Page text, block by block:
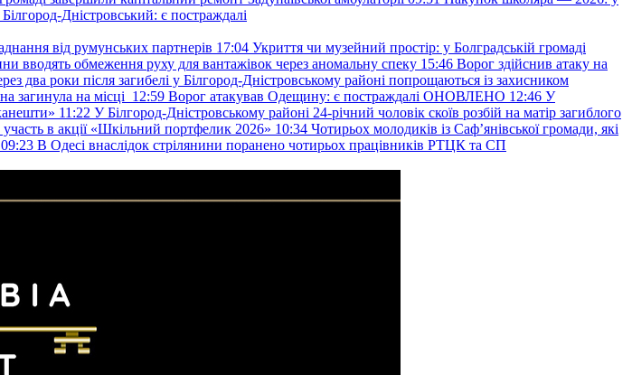
Дністровський: є постраждалі
від румунських партнерів 17:04 Укриття чи музейний простір: у Болградській громаді
вводять обмеження руху для вантажівок через аномальну спеку 15:46 Ворог здійснив атаку на
два роки після загибелі у Білгород-Дністровському районі попрощаються із захисником
загинула на місці 12:59 Ворог атакував Одещину: є постраждалі ОНОВЛЕНО 12:46 У
11:22 У Білгород-Дністровському районі 24-річний чоловік скоїв розбій на матір загиблого
участь в акції «Шкільний портфелик 2026» 10:34 Чотирьох молодиків із Саф’янівської громади, які
09:23 В Одесі внаслідок стрілянини поранено чотирьох працівників РТЦК та СП